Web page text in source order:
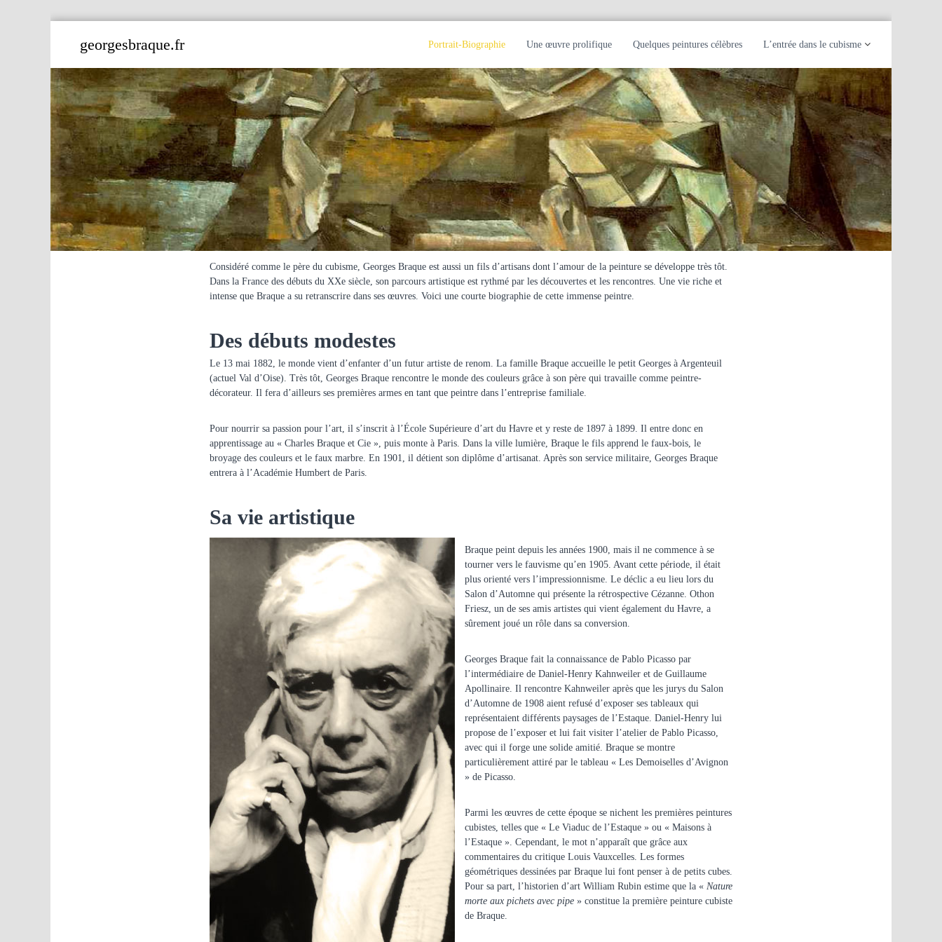
e
r
a
u
c
o
n
u
georgesbraque.fr Portrait-Biographie Une œuvre prolifique Quelques peintures célèbres L’entrée dans le cubisme
Considéré comme le père du cubisme, Georges Braque est aussi un fils d’artisans dont l’amour de la peinture se développe très tôt.
Dans la France des débuts du XXe siècle, son parcours artistique est rythmé par les découvertes et les rencontres. Une vie riche et
intense que Braque a su retranscrire dans ses œuvres. Voici une courte biographie de cette immense peintre.
Des débuts modestes
Le 13 mai 1882, le monde vient d’enfanter d’un futur artiste de renom. La famille Braque accueille le petit Georges à Argenteuil
(actuel Val d’Oise). Très tôt, Georges Braque rencontre le monde des couleurs grâce à son père qui travaille comme peintre-
décorateur. Il fera d’ailleurs ses premières armes en tant que peintre dans l’entreprise familiale.
Pour nourrir sa passion pour l’art, il s’inscrit à l’École Supérieure d’art du Havre et y reste de 1897 à 1899. Il entre donc en
apprentissage au « Charles Braque et Cie », puis monte à Paris. Dans la ville lumière, Braque le fils apprend le faux-bois, le
broyage des couleurs et le faux marbre. En 1901, il détient son diplôme d’artisanat. Après son service militaire, Georges Braque
entrera à l’Académie Humbert de Paris.
Sa vie artistique
Braque peint depuis les années 1900, mais il ne commence à se
tourner vers le fauvisme qu’en 1905. Avant cette période, il était
plus orienté vers l’impressionnisme. Le déclic a eu lieu lors du
Salon d’Automne qui présente la rétrospective Cézanne. Othon
Friesz, un de ses amis artistes qui vient également du Havre, a
sûrement joué un rôle dans sa conversion.
Georges Braque fait la connaissance de Pablo Picasso par
l’intermédiaire de Daniel-Henry Kahnweiler et de Guillaume
Apollinaire. Il rencontre Kahnweiler après que les jurys du Salon
d’Automne de 1908 aient refusé d’exposer ses tableaux qui
représentaient différents paysages de l’Estaque. Daniel-Henry lui
propose de l’exposer et lui fait visiter l’atelier de Pablo Picasso,
avec qui il forge une solide amitié. Braque se montre
particulièrement attiré par le tableau « Les Demoiselles d’Avignon
» de Picasso.
Parmi les œuvres de cette époque se nichent les premières peintures
cubistes, telles que « Le Viaduc de l’Estaque » ou « Maisons à
l’Estaque ». Cependant, le mot n’apparaît que grâce aux
commentaires du critique Louis Vauxcelles. Les formes
géométriques dessinées par Braque lui font penser à de petits cubes.
Pour sa part, l’historien d’art William Rubin estime que la « Nature
morte aux pichets avec pipe» constitue la première peinture cubiste
de Braque.